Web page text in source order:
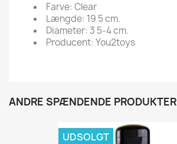
Farve: Clear
Længde: 19 5 cm.
Diameter: 3 5-4 cm.
Producent: You2toys
ANDRE SPÆNDENDE PRODUKTER
UDSOLGT